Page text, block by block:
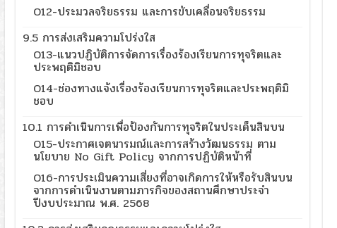
O12-ประมวลจริยธรรม และการขับเคลื่อนจริยธรรม
9.5 การส่งเสริมความโปร่งใส
O13-แนวปฏิบัติการจัดการเรื่องร้องเรียนการทุจริตและ
ประพฤติมิชอบ
O14-ช่องทางแจ้งเรื่องร้องเรียนการทุจริตและประพฤติมิ
ชอบ
10.1 การดำเนินการเพื่อป้องกันการทุจริตในประเด็นสินบน
O15-ประกาศเจตนารมณ์และการสร้างวัฒนธรรม ตาม
นโยบาย No Gift Policy จากการปฏิบัติหน้าที่
O16-การประเมินความเสี่ยงที่อาจเกิดการให้หรือรับสินบน
จากการดำเนินงานตามภารกิจของสถานศึกษาประจำ
ปีงบประมาณ พ.ศ. 2568